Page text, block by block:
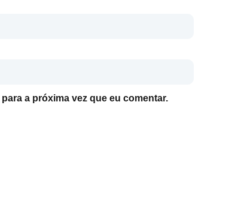
a próxima vez que eu comentar.